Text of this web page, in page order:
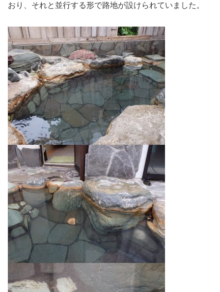
おり、それと並行する形で路地が設けられていました。